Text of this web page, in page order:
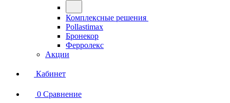
Комплексные решения
Pollastimax
Бронекор
Ферролекс
Акции
Кабинет
0 Сравнение